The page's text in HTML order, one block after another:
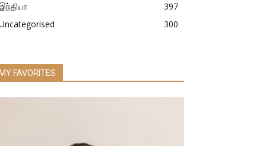
397
300
MY FAVORITES